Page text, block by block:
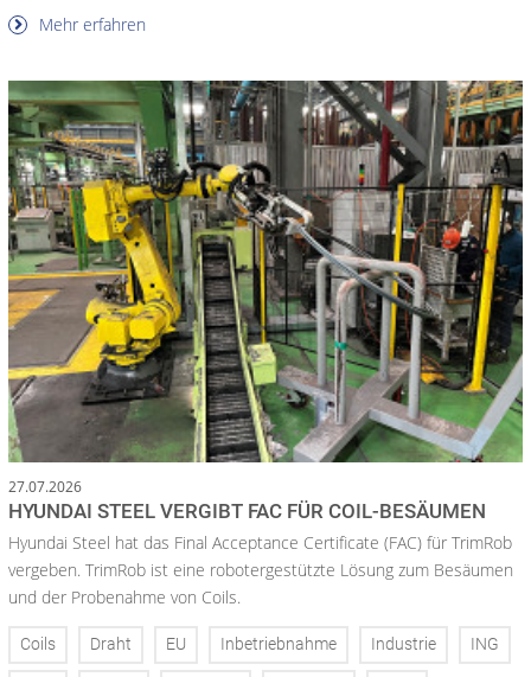
Mehr erfahren
27.07.2026
HYUNDAI STEEL VERGIBT FAC FÜR COIL-BESÄUMEN
Hyundai Steel hat das Final Acceptance Certificate (FAC) für TrimRob
vergeben. TrimRob ist eine robotergestützte Lösung zum Besäumen
und der Probenahme von Coils.
Coils Draht EU Inbetriebnahme Industrie ING